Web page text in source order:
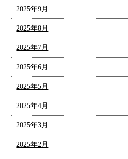
2025年9月
2025年8月
2025年7月
2025年6月
2025年5月
2025年4月
2025年3月
2025年2月